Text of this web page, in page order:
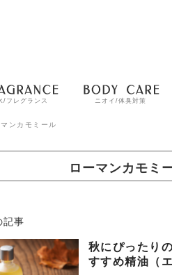
/フレグランス ニオイ/体臭対策
マンカモミール
ローマンカモミ
記事
秋にぴったり
すすめ精油（